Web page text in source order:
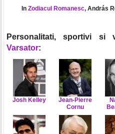
In Zodiacul Romanesc, András
Personalitati, sportivi si
Varsator:
Josh Kelley
Jean-Pierre
Cornu